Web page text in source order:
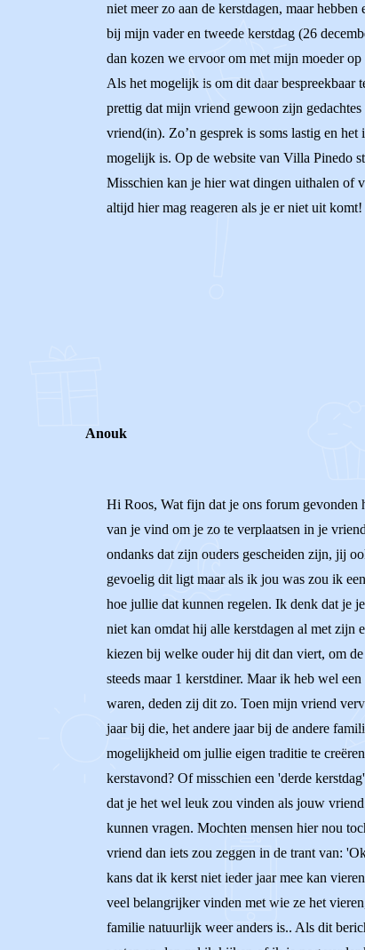
niet meer zo aan de kerstdagen, maar
bij mijn vader en tweede kerstdag (26
dan kozen we ervoor om met mijn moeder
Als het mogelijk is om dit daar bespreekbaar
prettig dat mijn vriend gewoon zijn
vriend(in). Zo’n gesprek is soms lastig en
mogelijk is. Op de website van Villa Pinedo
Misschien kan je hier wat dingen uithalen of
altijd hier mag reageren als je er niet uit
Anouk
Hi Roos, Wat fijn dat je ons forum gevonden
van je vind om je zo te verplaatsen in je
ondanks dat zijn ouders gescheiden zijn, jij
gevoelig dit ligt maar als ik jou was zou ik
hoe jullie dat kunnen regelen. Ik denk dat je
niet kan omdat hij alle kerstdagen al met zijn
kiezen bij welke ouder hij dit dan viert, om
steeds maar 1 kerstdiner. Maar ik heb wel
waren, deden zij dit zo. Toen mijn vriend
jaar bij die, het andere jaar bij de andere
mogelijkheid om jullie eigen traditie te
kerstavond? Of misschien een 'derde
dat je het wel leuk zou vinden als jouw
kunnen vragen. Mochten mensen hier nou
vriend dan iets zou zeggen in de trant van:
kans dat ik kerst niet ieder jaar mee kan
veel belangrijker vinden met wie ze het
familie natuurlijk weer anders is.. Als dit